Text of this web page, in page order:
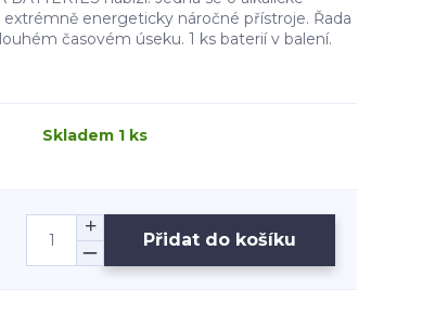
energeticky náročné přístroje. Řada
časovém úseku. 1 ks baterií v balení.
Skladem 1 ks
Přidat do košíku